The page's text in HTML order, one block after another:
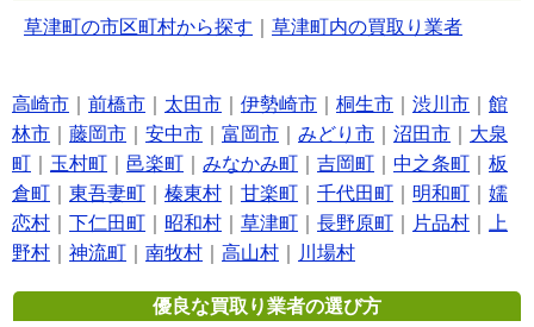
草津町の市区町村から探す 草津町内の買取り業者
高崎市 前橋市 太田市 伊勢崎市 桐生市 渋川市
館
林市
藤岡市 安中市 富岡市 みどり市 沼田市
大泉
町
玉村町 邑楽町 みなかみ町 吉岡町 中之条町
板
倉町
東吾妻町 榛東村 甘楽町 千代田町 明和町
嬬
恋村
下仁田町 昭和村 草津町 長野原町 片品村
上
野村
神流町 南牧村 高山村 川場村
優良な買取り業者の選び方